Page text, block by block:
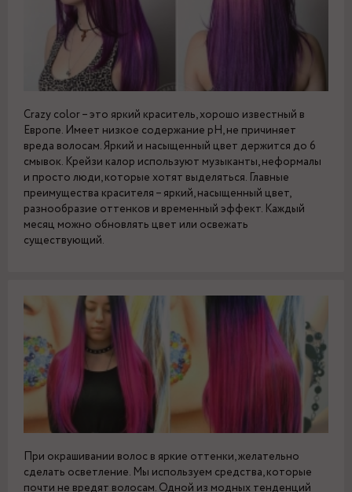
Crazy color – это яркий краситель, хорошо известный в
Европе. Имеет низкое содержание pH, не причиняет
вреда волосам. Яркий и насыщенный цвет держится до 6
смывок. Крейзи калор используют музыканты, неформалы
и просто люди, которые хотят выделяться. Главные
преимущества красителя – яркий, насыщенный цвет,
разнообразие оттенков и временный эффект. Каждый
месяц можно обновлять цвет или освежать
существующий.
При окрашивании волос в яркие оттенки, желательно
сделать осветление. Мы используем средства, которые
почти не вредят волосам. Одной из модных тенденций